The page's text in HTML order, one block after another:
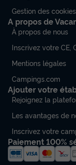
Gestion des cookies
A propos de
À propos de nous
Inscrivez votre CE,
Mentions légales
Campings.com
Ajouter votre
Rejoignez la
Les avantages de
Inscrivez votre
Paiement 100%